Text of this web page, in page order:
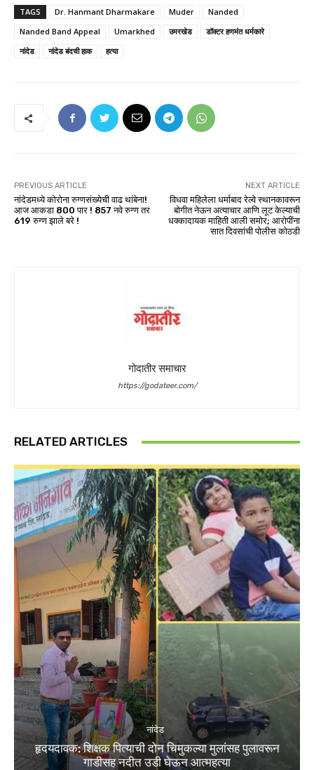
TAGS Dr. Hanmant Dharmakare Muder
Nanded
Nanded Band Appeal
Umarkhed उमरखेड
डॉक्टर हणमंत धर्मकारे
नांदेड
नांदेड बंदची हाक हत्या
PREVIOUS ARTICLE
नांदेडमध्ये कोरोना रुग्णसंख्येची वाढ थांबेना!
आज आकडा 800 पार ! 857 नवे रुग्ण तर
619 रुग्ण झाले बरे !
NEXT ARTICLE
विधवा महिलेला धर्माबाद रेल्वे स्थानकावरून
बोगीत नेऊन अत्याचार आणि लूट केल्याची
धक्कादायक माहिती आली समोर; आरोपींना
सात दिवसांची पोलीस कोठडी
गोदातीर समाचार
https://godateer.com/
RELATED ARTICLES
नांदेड
हृदयदावक: शिक्षक पित्याची दोन चिमुकल्या मुलांसह पुलावरून
गाडीसह नदीत उडी घेऊन आत्महत्या